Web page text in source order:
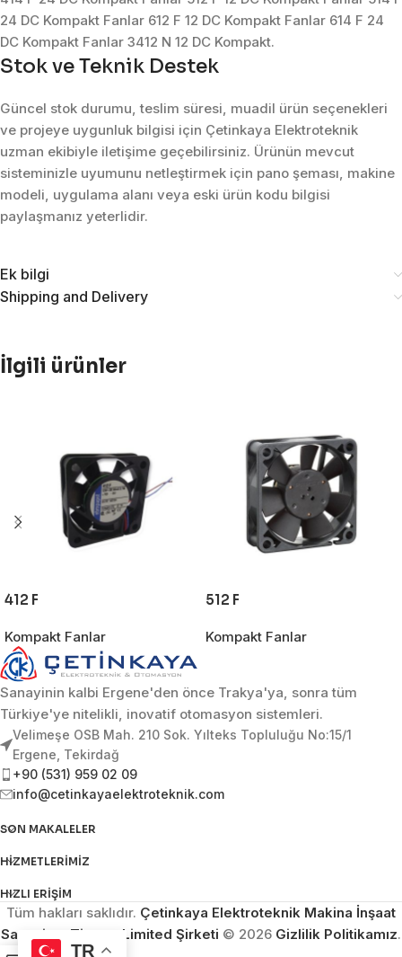
24 DC Kompakt Fanlar 612 F 12 DC Kompakt Fanlar 614 F 24
DC Kompakt Fanlar 3412 N 12 DC Kompakt.
Stok ve Teknik Destek
Güncel stok durumu, teslim süresi, muadil ürün seçenekleri
ve projeye uygunluk bilgisi için Çetinkaya Elektroteknik
uzman ekibiyle iletişime geçebilirsiniz. Ürünün mevcut
sisteminizle uyumunu netleştirmek için pano şeması, makine
modeli, uygulama alanı veya eski ürün kodu bilgisi
paylaşmanız yeterlidir.
Ek bilgi
Shipping and Delivery
İlgili ürünler
412 F
Kompakt Fanlar
512 F
Kompakt Fanlar
Sanayinin kalbi Ergene'den önce Trakya'ya, sonra tüm
Türkiye'ye nitelikli, inovatif otomasyon sistemleri.
Velimeşe OSB Mah. 210 Sok. Yılteks Topluluğu No:15/1
Ergene, Tekirdağ
+90 (531) 959 02 09
info@cetinkayaelektroteknik.com
SON MAKALELER
HIZMETLERIMIZ
HIZLI ERIŞIM
Tüm hakları saklıdır. Çetinkaya Elektroteknik Makina İnşaat
Sanayi ve Ticaret Limited Şirketi © 2026 Gizlilik Politikamız.
TR